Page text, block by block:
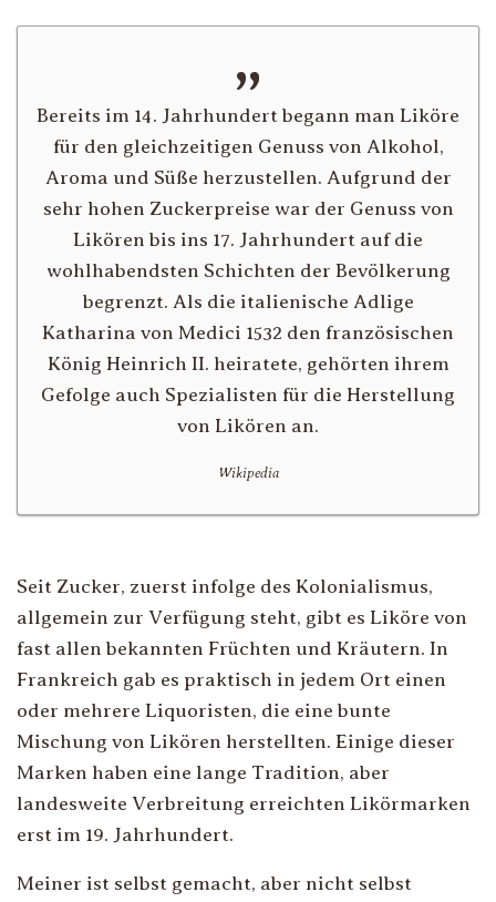
Bereits im 14. Jahrhundert begann man Liköre
für den gleichzeitigen Genuss von Alkohol,
Aroma und Süße herzustellen. Aufgrund der
sehr hohen Zuckerpreise war der Genuss von
Likören bis ins 17. Jahrhundert auf die
wohlhabendsten Schichten der Bevölkerung
begrenzt. Als die italienische Adlige
Katharina von Medici 1532 den französischen
König Heinrich II. heiratete, gehörten ihrem
Gefolge auch Spezialisten für die Herstellung
von Likören an.
Wikipedia
Seit Zucker, zuerst infolge des Kolonialismus,
allgemein zur Verfügung steht, gibt es Liköre von
fast allen bekannten Früchten und Kräutern. In
Frankreich gab es praktisch in jedem Ort einen
oder mehrere Liquoristen, die eine bunte
Mischung von Likören herstellten. Einige dieser
Marken haben eine lange Tradition, aber
landesweite Verbreitung erreichten Likörmarken
erst im 19. Jahrhundert.
Meiner ist selbst gemacht, aber nicht selbst